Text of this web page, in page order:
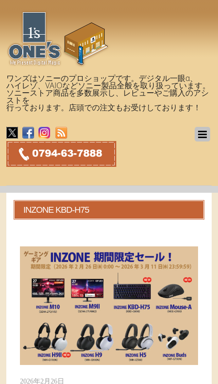
ワンズはソニーのプロショップです。デジタル一眼α、
ハイレゾ、VAIOなどソニー製品全般を取り扱っています。
ソニーストア商品を多数展示し、レビューやご購入のアシ
ストを
行っております。店頭での注文もお受けしております！
INZONE KBD-H75
2026年2月26日